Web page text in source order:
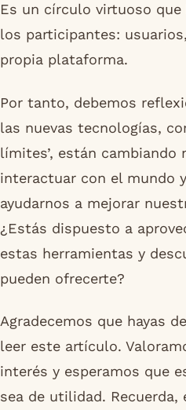
Es un círculo virtuoso
los participantes:
propia plataforma.
Por tanto, debemos
las nuevas tecnologías,
límites’, están cambiando
interactuar con el mundo
ayudarnos a mejorar
¿Estás dispuesto a
estas herramientas y
pueden ofrecerte?
Agradecemos que hayas
leer este artículo.
interés y esperamos que
sea de utilidad. Recuerda,